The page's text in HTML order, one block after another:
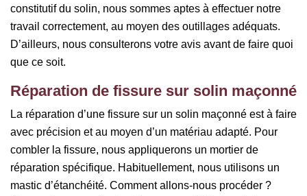
constitutif du solin, nous sommes aptes à effectuer notre
travail correctement, au moyen des outillages adéquats.
D’ailleurs, nous consulterons votre avis avant de faire quoi
que ce soit.
Réparation de fissure sur solin maçonné
La réparation d’une fissure sur un solin maçonné est à faire
avec précision et au moyen d’un matériau adapté. Pour
combler la fissure, nous appliquerons un mortier de
réparation spécifique. Habituellement, nous utilisons un
mastic d’étanchéité. Comment allons-nous procéder ?